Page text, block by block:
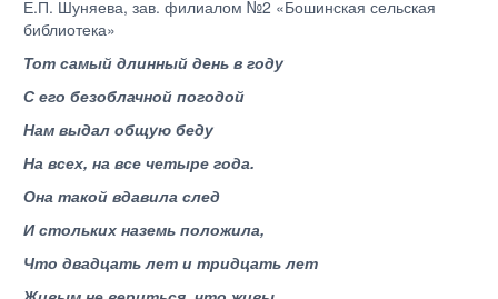
Е.П. Шуняева, зав. филиалом №2 «Бошинская сельская
библиотека»
Тот самый длинный день в году
С его безоблачной погодой
Нам выдал общую беду
На всех, на все четыре года.
Она такой вдавила след
И стольких наземь положила,
Что двадцать лет и тридцать лет